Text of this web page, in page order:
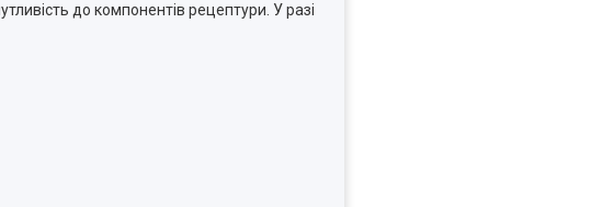
до компонентів рецептури. У разі